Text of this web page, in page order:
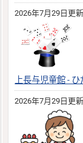
2026年7月29日更新
上長与児童館 -
2026年7月29日更新